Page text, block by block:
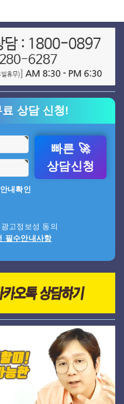
상담 신청!
내확인
고정보성 동의
필수안내사항
빠른 🚀
상담신청